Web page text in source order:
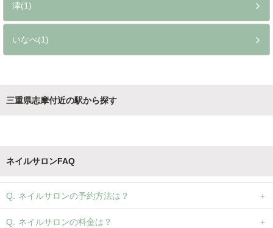
津(1)
いなべ(1)
三重県志摩付近の駅から探す
ネイルサロンFAQ
ネイルサロンの予約方法は？
ネイルサロンの料金は？